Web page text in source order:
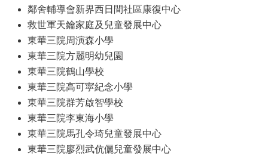
鄰舍輔導會新界西日間社區康復中心
救世軍天鑰家庭及兒童發展中心
東華三院周演森小學
東華三院方麗明幼兒園
東華三院鶴山學校
東華三院高可寜紀念小學
東華三院群芳啟智學校
東華三院李東海小學
東華三院馬孔令琦兒童發展中心
東華三院廖烈武伉儷兒童發展中心